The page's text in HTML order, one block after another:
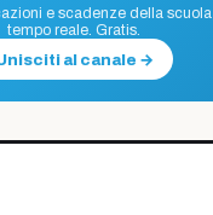
e scadenze della
tempo reale. Gratis.
al canale →